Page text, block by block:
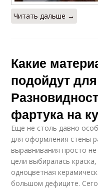
Читать дальше →
Какие
подойдут
фартука на
Еще не столь давно
для оформления стены
выравнивания просто
цели выбиралась
одноцветная
большом дефиците.